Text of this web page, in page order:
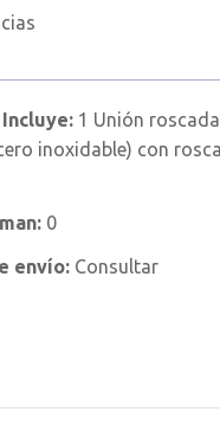
1 Unión
inoxidable) con
0
envío: Consultar